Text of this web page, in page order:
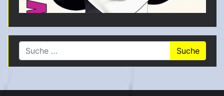
Suche nach: